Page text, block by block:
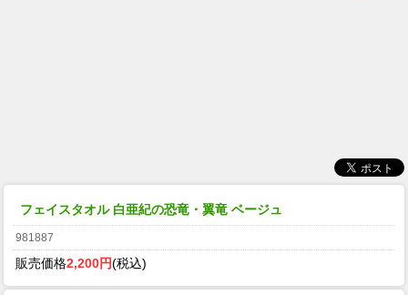
フェイスタオル 白亜紀の恐竜・翼竜 ベージュ
981887
販売価格2,200円(税込)